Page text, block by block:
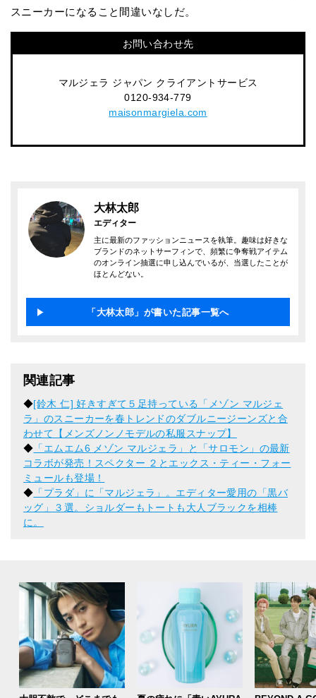
スニーカーになること間違いなしだ。
お問い合わせ先
マルジェラ ジャパン クライアントサービス
0120-934-779
maisonmargiela.com
大林太郎
エディター
主に最新のファッションニュースを執筆。趣味は好きな
ブランドのネットサーフィンで、頻繁に争奪戦アイテム
のオンライン抽選に申し込んでいるが、当選したことが
ほとんどない。
「大林太郎」が書いた記事一覧へ
関連記事
◆[鈴木 仁] 好きすぎて５足持っている「メゾン マルジェ
ラ」のスニーカーを春トレンドのダブルニージーンズと合
わせて【メンズノンノモデルの私服スナップ】
◆ 「エムエム6 メゾン マルジェラ」と「サロモン」の最新
コラボが発売！スペクター ２とエックス・ティー・フォー
ミュールも登場！
◆ 「プラダ」に「マルジェラ」。エディター愛用の「黒バ
ッグ」３選。ショルダーもトートも大人ブラックを相棒
に。